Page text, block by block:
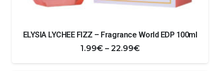
ELYSIA LYCHEE FIZZ – Fragrance World EDP 100ml
1.99€ – 22.99€Zakres
cen: